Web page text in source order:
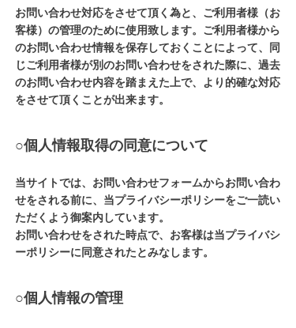
お問い合わせ対応をさせて頂く為と、ご利用者様（お
客様）の管理のために使用致します。ご利用者様から
のお問い合わせ情報を保存しておくことによって、同
じご利用者様が別のお問い合わせをされた際に、過去
のお問い合わせ内容を踏まえた上で、より的確な対応
をさせて頂くことが出来ます。
○個人情報取得の同意について
当サイトでは、お問い合わせフォームからお問い合わ
せをされる前に、当プライバシーポリシーをご一読い
ただくよう御案内しています。
お問い合わせをされた時点で、お客様は当プライバシ
ーポリシーに同意されたとみなします。
○個人情報の管理